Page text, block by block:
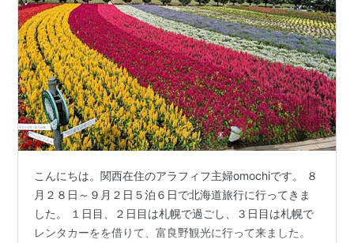
こんにちは。関西在住のアラフィフ主婦omochiです。 ８
月２８日～９月２日５泊６日で北海道旅行に行ってきま
した。 １日目、２日目は札幌で過ごし、３日目は札幌で
レンタカーをを借りて、富良野観光に行って来ました。